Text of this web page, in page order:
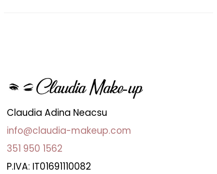
Claudia Adina Neacsu
info@claudia-makeup.com
351 950 1562
P.IVA: IT01691110082